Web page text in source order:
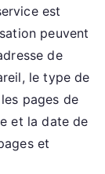
est
peuvent
de
le type de
pages de
et la date de
et